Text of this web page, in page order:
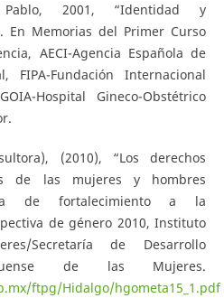
Pablo, 2001, “Identidad y
En Memorias del Primer Curso
AECI-Agencia Española de
FIPA-Fundación Internacional
Hospital Gineco-Obstétrico
(2010), “Los derechos
de las mujeres y hombres
de fortalecimiento a la
de género 2010, Instituto
Secretaría de Desarrollo
de las Mujeres.
ftpg/Hidalgo/hgometa15_1.pdf